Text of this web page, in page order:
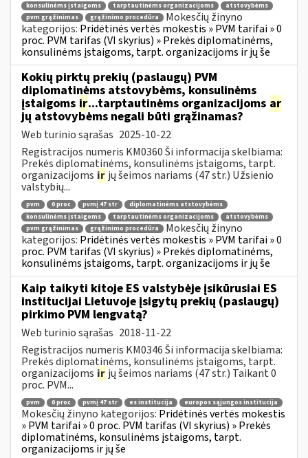
konsulinėms įstaigoms
tarptautinėms organizacijoms
atstovybėms
pvm grąžinimas
grąžinimo procedūra
Mokesčių žinyno
kategorijos: Pridėtinės vertės mokestis » PVM tarifai » 0
proc. PVM tarifas (VI skyrius) » Prekės diplomatinėms,
konsulinėms įstaigoms, tarpt. organizacijoms ir jų še
Kokių pirktų prekių (paslaugų) PVM
diplomatinėms atstovybėms, konsulinėms
įstaigoms ir...tarptautinėms organizacijoms ar
jų atstovybėms negali būti grąžinamas?
Web turinio sąrašas 2025-10-22
Registracijos numeris KM0360 Ši informacija skelbiama:
Prekės diplomatinėms, konsulinėms įstaigoms, tarpt.
organizacijoms ir jų šeimos nariams (47 str.) Užsienio
valstybių...
pvm 0 proc pvmį 47 str
diplomatinėms atstovybėms
konsulinėms įstaigoms
tarptautinėms organizacijoms
atstovybėms
pvm grąžinimas
grąžinimo procedūra
Mokesčių žinyno
kategorijos: Pridėtinės vertės mokestis » PVM tarifai » 0
proc. PVM tarifas (VI skyrius) » Prekės diplomatinėms,
konsulinėms įstaigoms, tarpt. organizacijoms ir jų še
Kaip taikyti kitoje ES valstybėje įsikūrusiai ES
institucijai Lietuvoje įsigytų prekių (paslaugų)
pirkimo PVM lengvatą?
Web turinio sąrašas 2018-11-22
Registracijos numeris KM0346 Ši informacija skelbiama:
Prekės diplomatinėms, konsulinėms įstaigoms, tarpt.
organizacijoms ir jų šeimos nariams (47 str.) Taikant 0
proc. PVM...
pvm 0 proc pvmį 47 str es institucija europos sąjungos institucija
Mokesčių žinyno kategorijos: Pridėtinės vertės mokestis
» PVM tarifai » 0 proc. PVM tarifas (VI skyrius) » Prekės
diplomatinėms, konsulinėms įstaigoms, tarpt.
organizacijoms ir jų še